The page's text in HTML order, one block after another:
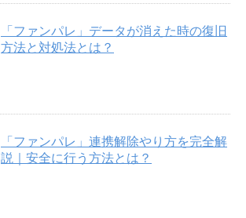
「ファンパレ」データが消えた時の復旧
方法と対処法とは？
「ファンパレ」連携解除やり方を完全解
説｜安全に行う方法とは？